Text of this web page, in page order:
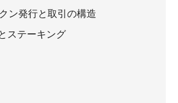
ン発行と取引の構造
ステーキング